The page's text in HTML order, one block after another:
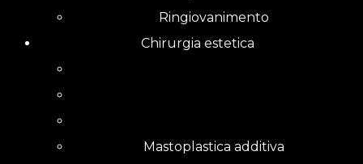
Ringiovanimento
Chirurgia estetica
Mastoplastica additiva